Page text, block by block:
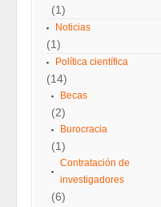
(1)
Noticias
(1)
Política científica
(14)
Becas
(2)
Burocracia
(1)
Contratación de
investigadores
(6)